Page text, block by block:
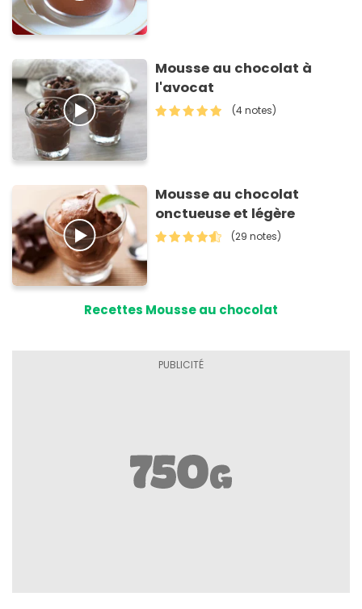
Mousse au chocolat à
l'avocat
(4 notes)
Mousse au chocolat
onctueuse et légère
(29 notes)
Recettes Mousse au chocolat